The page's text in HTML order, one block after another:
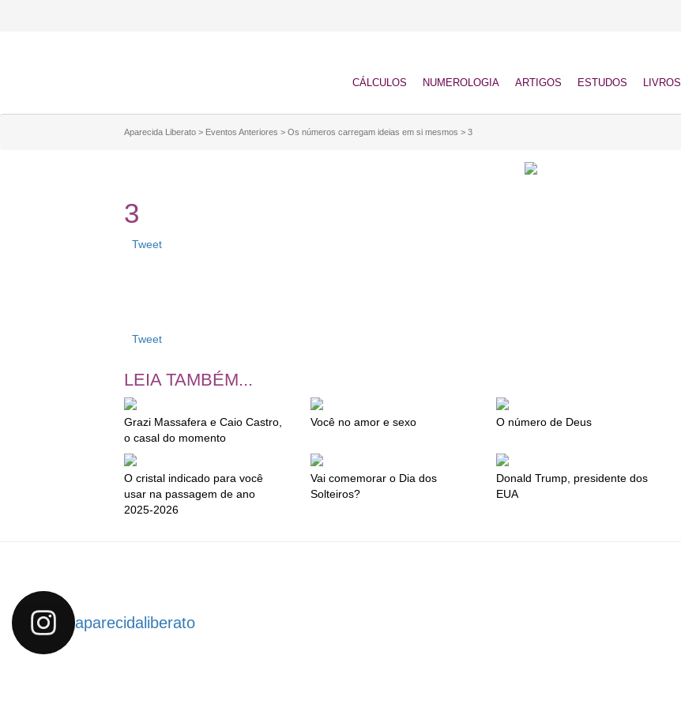
CÁLCULOS NUMEROLOGIA ARTIGOS ESTUDOS LIVROS
Aparecida Liberato > Eventos Anteriores > Os números carregam ideias em si mesmos > 3
3
Tweet
Tweet
LEIA TAMBÉM...
Grazi Massafera e Caio Castro,
o casal do momento
Você no amor e sexo O número de Deus
O cristal indicado para você
usar na passagem de ano
2025-2026
Vai comemorar o Dia dos
Solteiros?
Donald Trump, presidente dos
EUA
aparecidaliberato